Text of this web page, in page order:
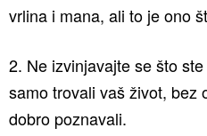
vrlina i mana, ali to je ono
2. Ne izvinjavajte se što
samo trovali vaš život, bez
dobro poznavali.